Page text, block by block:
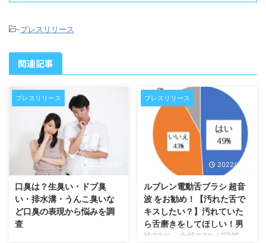
-プレスリリース
関連記事
プレスリリース
2026/5/27
口臭は？生臭い・ドブ臭
い・排水溝・うんこ臭いな
ど口臭の表現から悩みを調
査
プレスリリース
2022/4/25
ルブレン電動舌ブラシ 超音
波 をお勧め！【汚れた舌で
キスしたい？】汚れていた
ら舌磨きをしてほしい！男
性73％、女性83%が回答